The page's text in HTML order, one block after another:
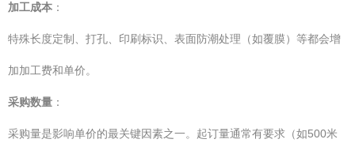
加工成本 ：
特殊长度定制、打孔、印刷标识、表面防潮处理（如覆膜）等都会增
加加工费和单价。
采购数量 ：
采购量是影响单价的最关键因素之一。起订量通常有要求（如500米